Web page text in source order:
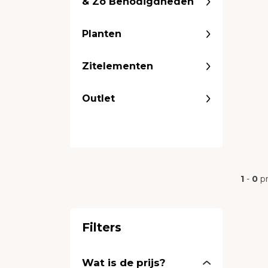
Planten
Zitelementen
Outlet
1 - 0
Filters
Wat is de prijs?